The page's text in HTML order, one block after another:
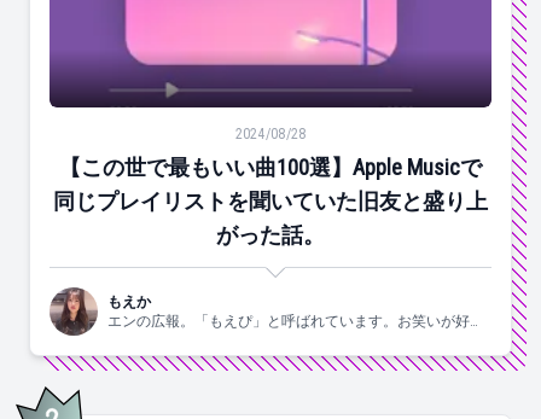
【この世で最もいい曲100選】Apple Musicで同じプレ
2024/08/28
【この世で最もいい曲100選】Apple Musicで
同じプレイリストを聞いていた旧友と盛り上
がった話。
もえか
エンの広報。「もえぴ」と呼ばれています。お笑いが好